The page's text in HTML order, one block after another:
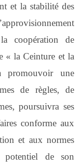
et la stabilité des
coopération de
« la Ceinture et la
une
de règles, de
poursuivra ses
conforme aux
et aux normes
potentiel de son